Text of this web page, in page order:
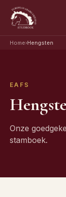
Home›Hengsten
EAFS
Onze
stamboek.